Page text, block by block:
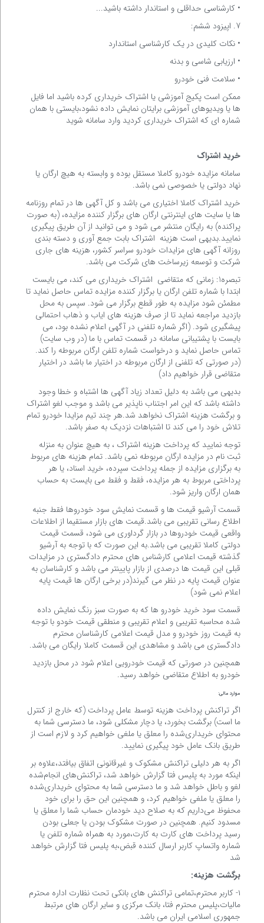
• کارشناسی حداقلی و استاندار داشته باشید...
7. اپیزود ششم:
• نکات کلیدی در یک کارشناسی استاندارد
• ارزیابی شاسی و بدنه
• سلامت فنی خودرو
ممکن است پکیج آموزشی یا اشتراک خریداری کرده باشید اما فایل
ها یا ویدیوهای آموزشی برایتان نمایش داده نشود،بایستی با همان
شماره ای که اشتراک خریداری کردید وارد سامانه شوید
خرید اشتراک
سامانه مزایده خودرو کاملا مستقل بوده و وابسته به هیچ ارگان یا
نهاد دولتی یا خصوصی نمی باشد.
خرید اشتراک کاملا اختیاری می باشد و کل آگهی ها در تمام روزنامه
ها یا سایت های اینترنتی ارگان های برگزار کننده مزایده، (به صورت
پراکنده) به رایگان منتشر می شود و می توانید از آن طریق پیگیری
نمایید.بدیهی است هزینه اشتراک بابت جمع آوری و دسته بندی
روزانه آگهی های مزایدات خودرو سراسر کشور، هزینه های جاری
شرکت و توسعه زیرساخت های شرکت می باشد.
تبصره1: زمانی که متقاضی اشتراک خریداری می کند، می بایست
ابتدا با شماره تلفن ارگان یا برگزار کننده مزایده تماس حاصل نماید تا
مطمئن شود مزایده به طور قطع برگزار می شود. سپس به محل
بازدید مراجعه نماید تا از صرف هزینه های ایاب و ذهاب احتمالی
پیشگیری شود. (اگر شماره تلفنی در آگهی اعلام نشده بود، می
بایست با پشتیبانی سامانه در قسمت تماس با ما (در وب سایت)
تماس حاصل نماید و درخواست شماره تلفن ارگان مربوطه را کند.
(در صورتی که تلفنی از ارگان مربوطه در اختیار ما باشد در اختیار
متقاضی قرار خواهیم داد)
بدیهی می باشد به دلیل تعداد زیاد آگهی ها اشتباه و خطا وجود
داشته باشد که این امر اجتناب ناپذیر می باشد و موجب لغو اشتراک
و برگشت هزینه اشتراک نخواهد شد.هر چند تیم مزایدا خودرو تمام
تلاش خود را می کند تا اشتباهات نزدیک به صفر باشد.
توجه نمایید که پرداخت هزینه اشتراک ، به هیچ عنوان به منزله
ثبت نام در مزایده ارگان مربوطه نمی باشد. تمام هزینه های مربوط
به برگزاری مزایده از جمله پرداخت سپرده، خرید اسناد، یا هر
پرداختی مربوط به هر مزایده، فقط و فقط می بایست به حساب
همان ارگان واریز شود.
قسمت آرشیو قیمت ها و قسمت نمایش سود خودروها فقط جنبه
اطلاع رسانی تقریبی می باشد.قیمت های بازار مستقیما از اطلاعات
واقعی قیمت خودروها در بازار گرداوری می شود، قسمت قیمت
دولتی کاملا تقریبی می باشد.به این صورت که با توجه به آرشیو
گذشته قیمت اعلامی کارشناس های محترم دادگستری در مزایدات
قبلی این قیمت ها درصدی از بازار پایینتر می باشد و کارشناسان به
عنوان قیمت پایه در نظر می گیرند(در برخی ارگان ها قیمت پایه
اعلام نمی شود)
قسمت سود خرید خودرو ها که به صورت سبز رنگ نمایش داده
شده محاسبه تقریبی و اعلام تقریبی و منطقی قیمت خودو با توجه
به قیمت روز خودرو و مدل قیمت اعلامی کارشناسان محترم
دادگستری می باشد و مشاهدی این قسمت کاملا رایگان می باشد.
همچنین در صورتی که قیمت خودرویی اعلام شود در محل بازدید
خودرو به اطلاع متقاضی خواهد رسید.
موارد مالی:
اگر تراکنش پرداخت هزینه توسط عامل پرداخت (که خارج از کنترل
ما است) برگشت بخورد، یا دچار مشکلی شود، ما دسترسی شما به
محتوای خریداری‌شده را معلق یا ملغی خواهیم کرد و لازم است از
طریق بانک عامل خود پیگیری نمایید.
اگر به هر دلیلی تراکنش مشکوک و غیرقانونی اتفاق بیافتد،علاوه بر
اینکه مورد به پلیس فتا گزارش خواهد شد، تراکنش‌های انجام‌شده
لغو و باطل خواهد شد و ما دسترسی شما به محتوای خریداری‌شده
را معلق یا ملغی خواهیم کرد، و همچنین این حق را برای خود
محفوظ می‌داریم که به صلاح دید خودمان حساب شما را معلق یا
مسدود کنیم. همچنین در صورت مشکوک بودن یا جعلی بودن
رسید پرداخت های کارت به کارت،مورد به همراه شماره تلفن یا
شماره واتساپ کاربر ارسال کننده قبض،به پلیس فتا گزارش خواهد
شد
برگشت هزینه:
۱- کاربر محترم،تمامی تراکنش های بانکی تحت نظارت اداره محترم
مالیات،پلیس محترم فتا، بانک مرکزی و سایر ارگان های مرتبط
جمهوری اسلامی ایران می باشد.